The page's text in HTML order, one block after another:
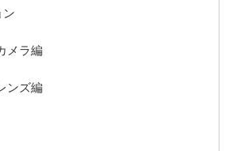
ン
メラ編
ンズ編